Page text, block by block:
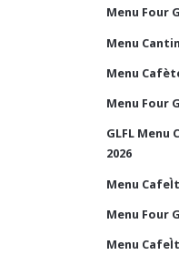
Menu Four
Menu
Menu
Menu Four
GLFL Menu
2026
Menu
Menu Four
Menu